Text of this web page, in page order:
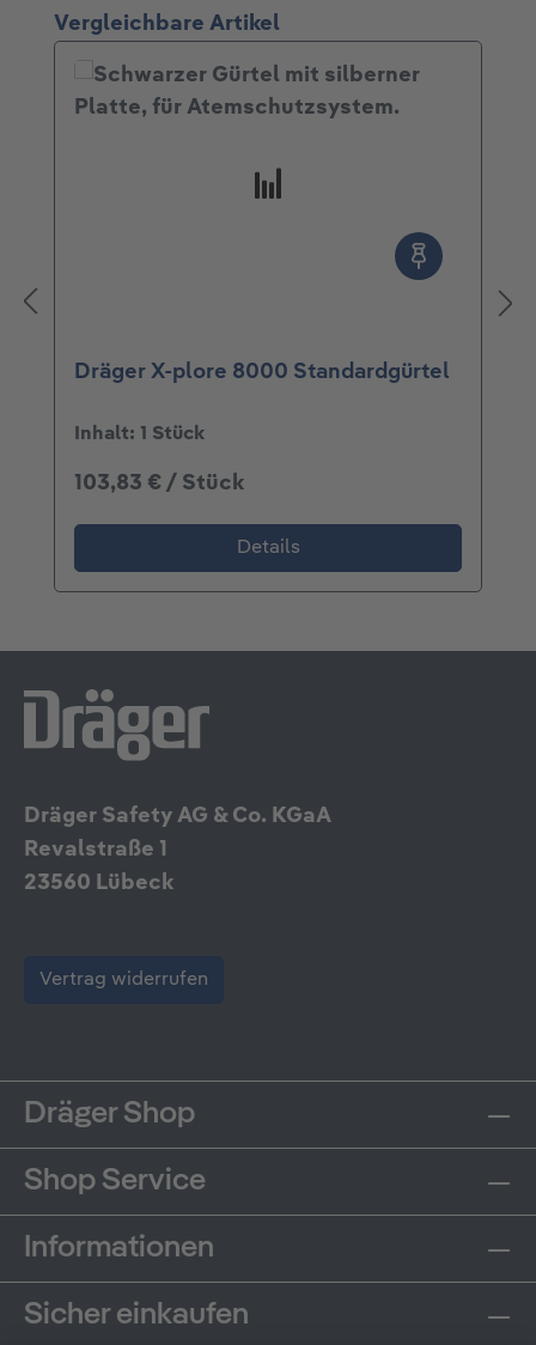
Produktgalerie überspringen
Vergleichbare Artikel
Dräger X-plore 8000 Standardgürtel
Inhalt: 1 Stück
103,83 € / Stück
Details
Dräger Safety AG & Co. KGaA
Revalstraße 1
23560 Lübeck
Vertrag widerrufen
Dräger Shop
Shop Service
Informationen
Sicher einkaufen